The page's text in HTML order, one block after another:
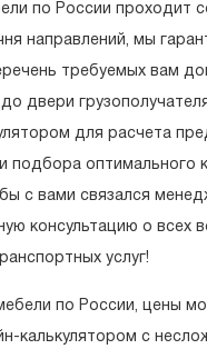
по России проходит
направлений, мы
требуемых вам
двери
для расчета
подбора оптимального
с вами связался
консультацию о всех
услуг!
по России, цены
калькулятором с